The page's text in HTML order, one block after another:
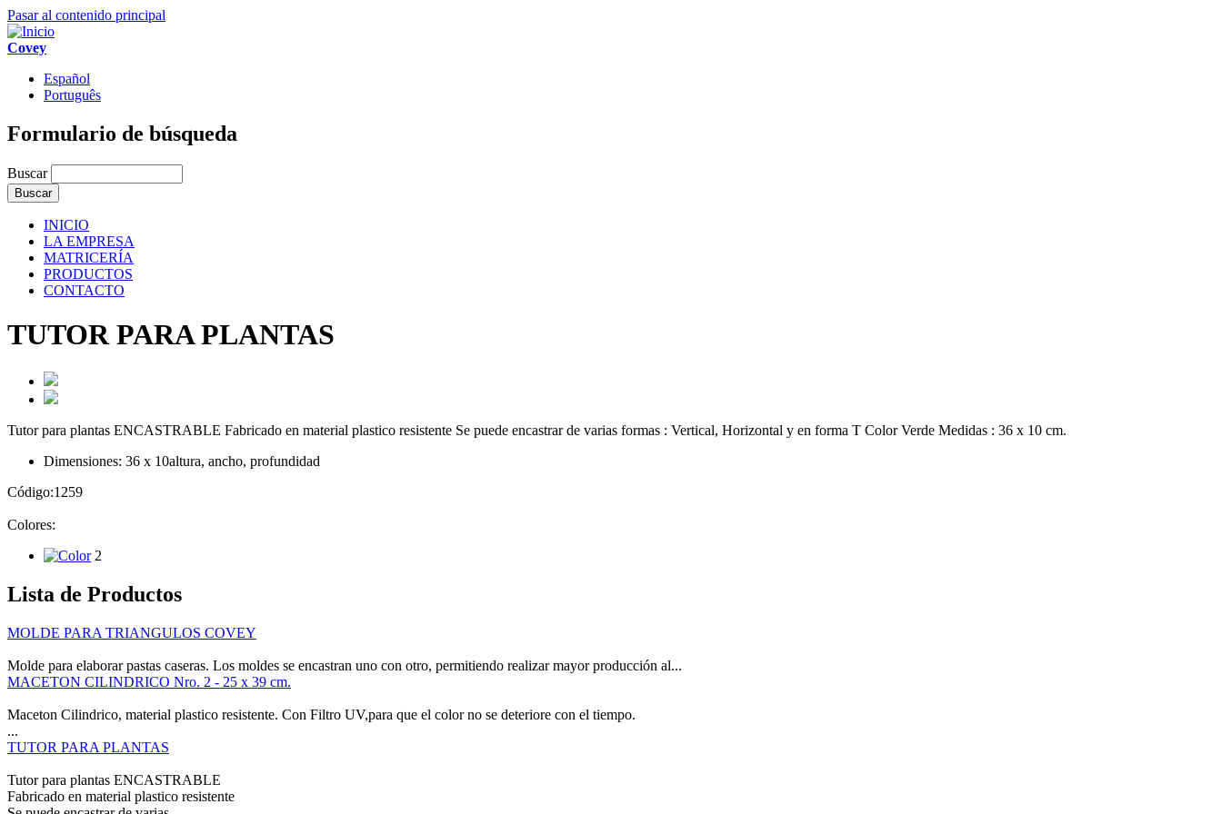
Pasar al contenido principal
Covey
Español
Português
Formulario de búsqueda
Buscar
INICIO
LA EMPRESA
MATRICERÍA
PRODUCTOS
CONTACTO
TUTOR PARA PLANTAS
Tutor para plantas ENCASTRABLE Fabricado en material plastico resistente Se puede encastrar de varias formas : Vertical, Horizontal y en forma T Color Verde Medidas : 36 x 10 cm.
Dimensiones: 36 x 10altura, ancho, profundidad
Código:1259
Colores:
2
Lista de Productos
MOLDE PARA TRIANGULOS COVEY
Molde para elaborar pastas caseras. Los moldes se encastran uno con otro, permitiendo realizar mayor producción al...
MACETON CILINDRICO Nro. 2 - 25 x 39 cm.
Maceton Cilindrico, material plastico resistente. Con Filtro UV,para que el color no se deteriore con el tiempo.
...
TUTOR PARA PLANTAS
Tutor para plantas ENCASTRABLE
Fabricado en material plastico resistente